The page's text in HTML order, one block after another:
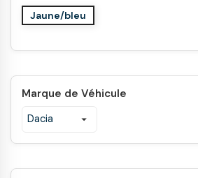
Jaune/bleu
Marque de Véhicule